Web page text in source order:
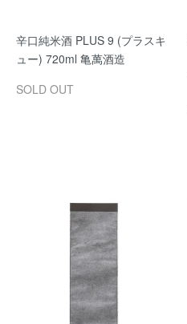
辛口純米酒 PLUS 9 (プラスキ
ュー) 720ml 亀萬酒造
SOLD OUT